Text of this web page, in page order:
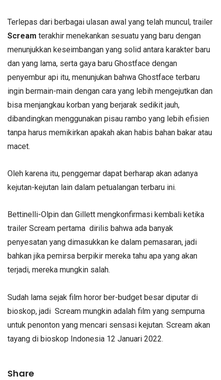
Terlepas dari berbagai ulasan awal yang telah muncul, trailer
Scream terakhir menekankan sesuatu yang baru dengan
menunjukkan keseimbangan yang solid antara karakter baru
dan yang lama, serta gaya baru Ghostface dengan
penyembur api itu, menunjukan bahwa Ghostface terbaru
ingin bermain-main dengan cara yang lebih mengejutkan dan
bisa menjangkau korban yang berjarak sedikit jauh,
dibandingkan menggunakan pisau rambo yang lebih efisien
tanpa harus memikirkan apakah akan habis bahan bakar atau
macet.
Oleh karena itu, penggemar dapat berharap akan adanya
kejutan-kejutan lain dalam petualangan terbaru ini.
Bettinelli-Olpin dan Gillett mengkonfirmasi kembali ketika
trailer Scream pertama dirilis bahwa ada banyak
penyesatan yang dimasukkan ke dalam pemasaran, jadi
bahkan jika pemirsa berpikir mereka tahu apa yang akan
terjadi, mereka mungkin salah.
Sudah lama sejak film horor ber-budget besar diputar di
bioskop, jadi Scream mungkin adalah film yang sempurna
untuk penonton yang mencari sensasi kejutan. Scream akan
tayang di bioskop Indonesia 12 Januari 2022.
Share